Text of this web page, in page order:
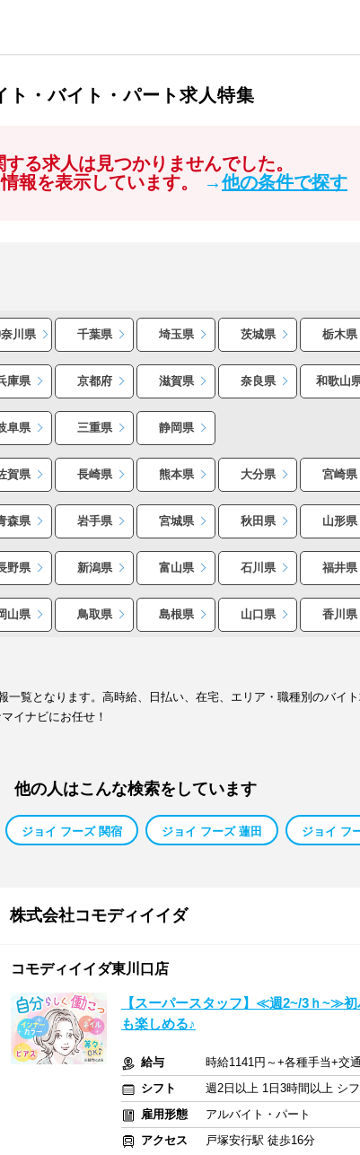
ト・バイト・パート求人特集
る求人は見つかりませんでした。
報を表示しています。
→他の条件で探す
川県 千葉県 埼玉県 茨城県 栃木県
庫県 京都府 滋賀県 奈良県 和歌山
阜県 三重県 静岡県
賀県 長崎県 熊本県 大分県 宮崎県
森県 岩手県 宮城県 秋田県 山形県
野県 新潟県 富山県 石川県 福井県
山県 鳥取県 島根県 山口県 香川県
覧となります。高時給、日払い、在宅、エリア・職種別のバイ
イナビにお任せ！
他の人はこんな検索をしています
ジョイ フーズ 関宿 ジョイ フーズ 蓮田 ジョイ フ
株式会社コモディイイダ
コモディイイダ東川口店
【スーパースタッフ】≪週2~/3ｈ~≫
も楽しめる♪
給与
時給1141円～+各種手当+交
シフト
週2日以上 1日3時間以上 シ
雇用形態
アルバイト・パート
アクセス
戸塚安行駅 徒歩16分